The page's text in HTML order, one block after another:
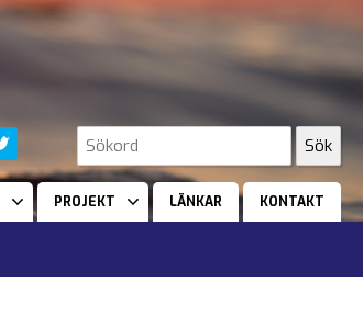
PROJEKT LÄNKAR KONTAKT